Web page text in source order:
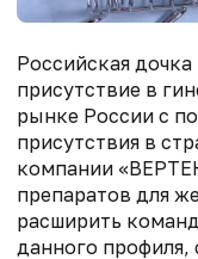
Российская дочка
присутствие в
рынке России с
присутствия в
компании
препаратов для
расширить
данного профиля,